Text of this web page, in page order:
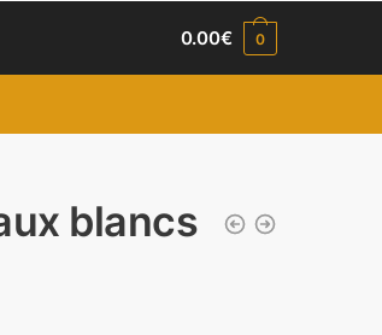
0.00€ 0
blancs